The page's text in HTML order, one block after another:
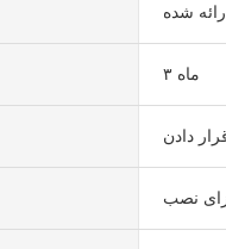
شده
۳ ماه
دادن
نصب